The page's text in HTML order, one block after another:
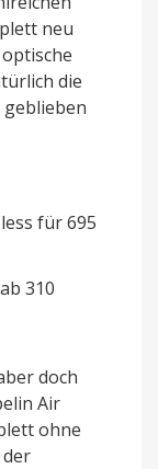
neu
die
für 695
310
doch
Air
ohne